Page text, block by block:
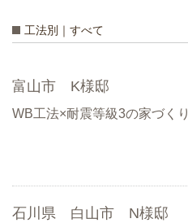
工法別｜すべて
富山市 K様邸
WB工法×耐震等級3の家づくり
石川県 白山市 N様邸